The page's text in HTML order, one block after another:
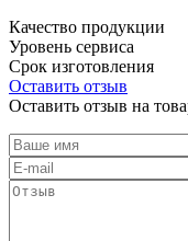
Качество продукции
Уровень сервиса
Срок изготовления
Оставить отзыв
Оставить отзыв на